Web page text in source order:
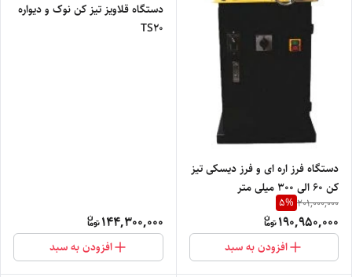
دستگاه فرز اره ای و فرز دیسکی تیز
کن 60 الی 300 میلی متر
201,000,000
5%
190,950,000
افزودن به سبد
دستگاه قلاویز تیز کن نوک و دیواره
TS20
144,300,000
افزودن به سبد